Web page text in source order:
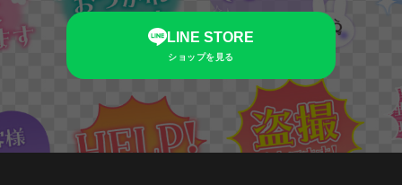
LINE STORE
ショップを見る